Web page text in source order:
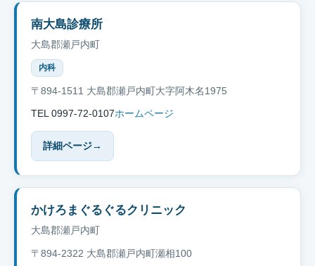
南大島診療所
大島郡瀬戸内町
内科
〒894-1511 大島郡瀬戸内町大字阿木名1975
TEL 0997-72-0107ホームページ
詳細ページ→
かけろまぐるぐるクリニック
大島郡瀬戸内町
〒894-2322 大島郡瀬戸内町瀬相100